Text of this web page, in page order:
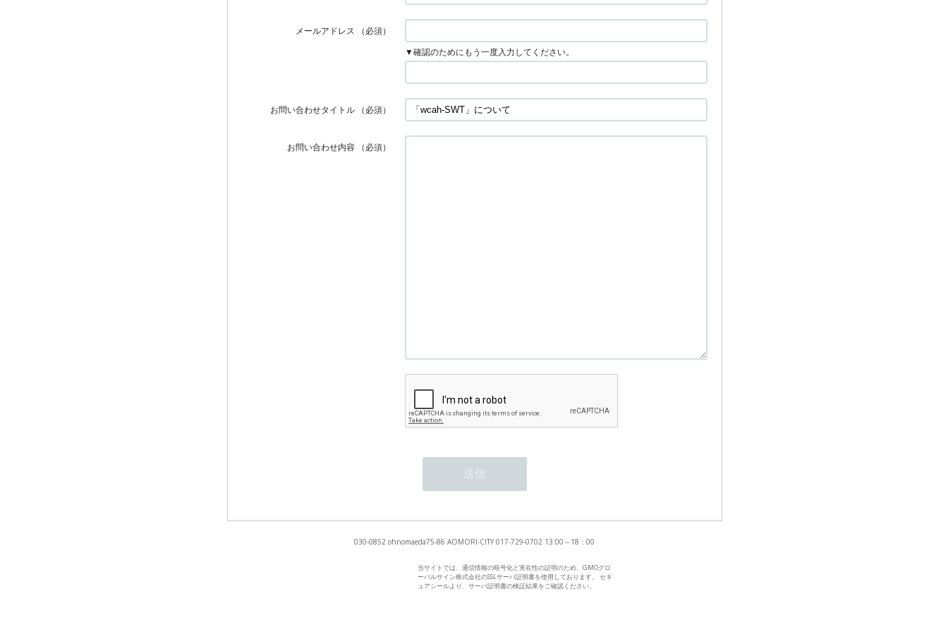
メールアドレス
（必須）
▼確認のためにもう一度入力してください。
お問い合わせタイトル （必須）
お問い合わせ内容 （必須）
030-0852 ohnomaeda75-86 AOMORI-CITY 017-729-0702 13:00～18：00
当サイトでは、通信情報の暗号化と実在性の証明のため、GMOグロ
ーバルサイン株式会社のSSLサーバ証明書を使用しております。 セキ
ュアシールより、サーバ証明書の検証結果をご確認ください。